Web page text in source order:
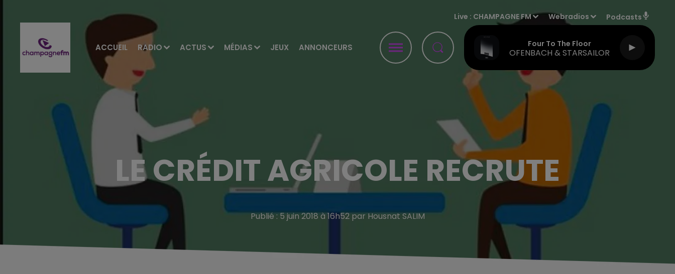
ACCUEIL RADIO ACTUS MÉDIAS JEUX ANNONCEURS
Live : CHAMPAGNE FM Webradios Podcasts
Four To The Floor
OFENBACH & STARSAILOR
LE CRÉDIT AGRICOLE RECRUTE
Publié : 5 juin 2018 à 16h52 par Housnat SALIM